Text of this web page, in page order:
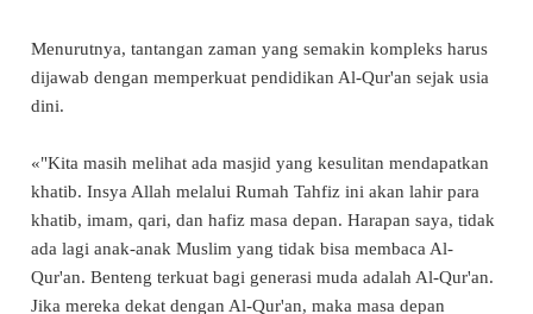
Menurutnya, tantangan zaman yang semakin kompleks harus
dijawab dengan memperkuat pendidikan Al-Qur'an sejak usia
dini.
«"Kita masih melihat ada masjid yang kesulitan mendapatkan
khatib. Insya Allah melalui Rumah Tahfiz ini akan lahir para
khatib, imam, qari, dan hafiz masa depan. Harapan saya, tidak
ada lagi anak-anak Muslim yang tidak bisa membaca Al-
Qur'an. Benteng terkuat bagi generasi muda adalah Al-Qur'an.
Jika mereka dekat dengan Al-Qur'an, maka masa depan